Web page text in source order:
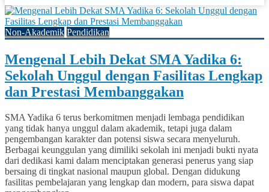
Non-Akademik Pendidikan
Mengenal Lebih Dekat SMA Yadika 6:
Sekolah Unggul dengan Fasilitas Lengkap
dan Prestasi Membanggakan
SMA Yadika 6 terus berkomitmen menjadi lembaga pendidikan
yang tidak hanya unggul dalam akademik, tetapi juga dalam
pengembangan karakter dan potensi siswa secara menyeluruh.
Berbagai keunggulan yang dimiliki sekolah ini menjadi bukti nyata
dari dedikasi kami dalam menciptakan generasi penerus yang siap
bersaing di tingkat nasional maupun global. Dengan didukung
fasilitas pembelajaran yang lengkap dan modern, para siswa dapat